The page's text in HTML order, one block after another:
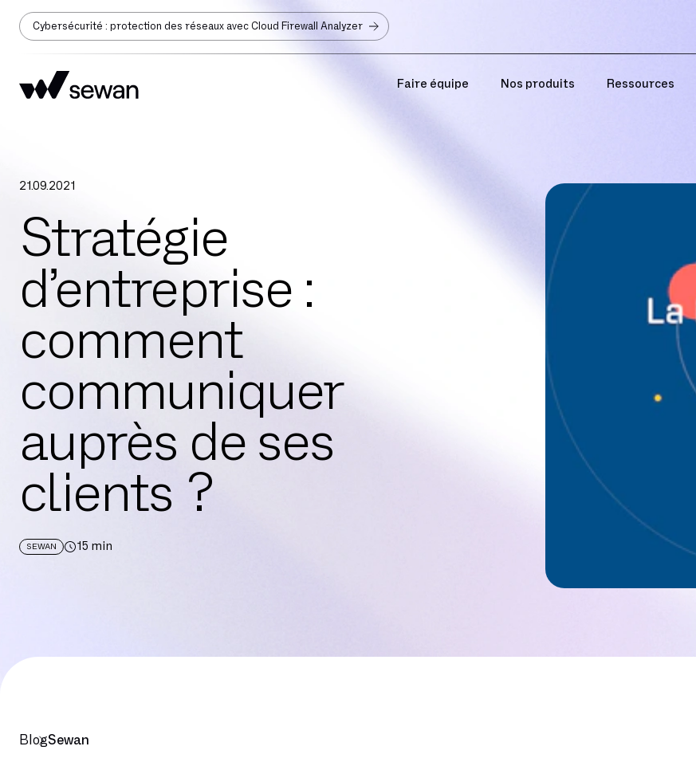
Cybersécurité : protection des réseaux avec Cloud Firewall Analyzer
Faire équipe Nos produits Ressources
21.09.2021
Stratégie
d’entreprise :
comment
communiquer
auprès de ses
clients ?
SEWAN 15 min
BlogSewan